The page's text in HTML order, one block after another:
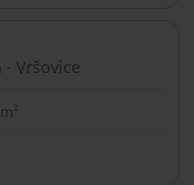
- Vršovice